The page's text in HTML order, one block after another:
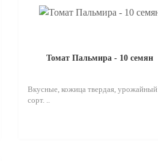
Томат Пальмира - 10 семян
Вкусные, кожица твердая, урожайный
сорт. ..